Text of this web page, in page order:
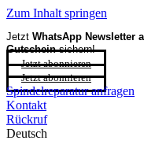
Zum Inhalt springen
Jetzt WhatsApp Newsletter
Gutscheinsichern!
Jetzt abonnieren
Jetzt abonnieren
Spindelreparatur anfragen
Kontakt
Rückruf
Deutsch